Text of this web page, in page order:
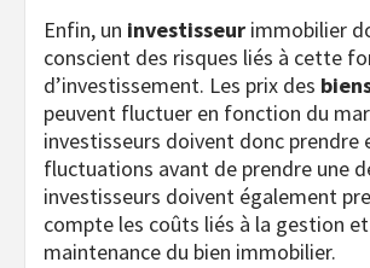
Enfin, un investisseur immobilier
conscient des risques liés à cette
d’investissement. Les prix des
peuvent fluctuer en fonction du
investisseurs doivent donc prendre
fluctuations avant de prendre une
investisseurs doivent également
compte les coûts liés à la gestion
maintenance du bien immobilier.